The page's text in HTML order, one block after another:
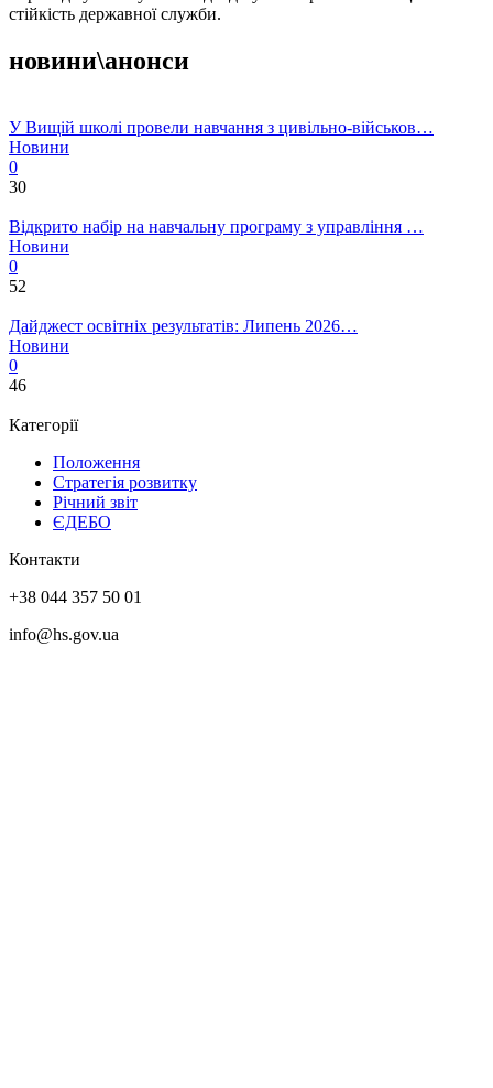
стійкість державної служби.
новини\анонси
У Вищій школі провели навчання з цивільно-військов…
Новини
0
30
Відкрито набір на навчальну програму з управління …
Новини
0
52
Дайджест освітніх результатів: Липень 2026…
Новини
0
46
Категорії
Положення
Стратегія розвитку
Річний звіт
ЄДЕБО
Контакти
+38 044 357 50 01
info@hs.gov.ua